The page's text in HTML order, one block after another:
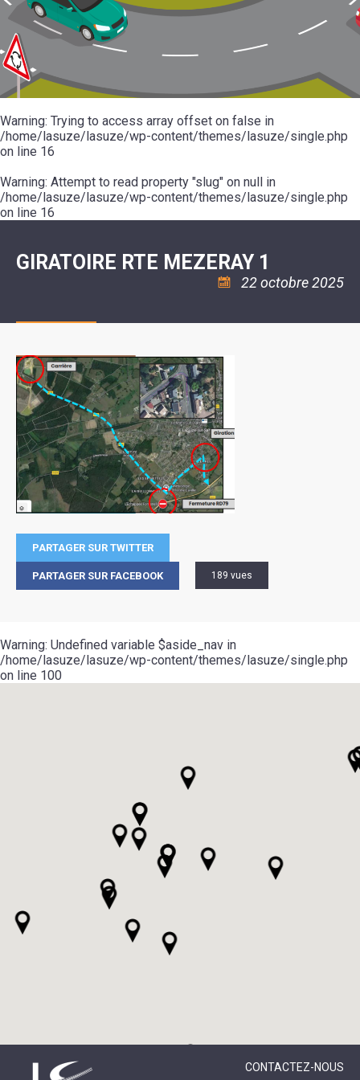
20ÈME
SIÈCLE
RÉUNIONS
CONSEIL
MUNICIPAL
ARRÊTÉS
ET
DÉCISIONS
DU
MAIRE
MOT
DE
LA
MINORITÉ
ÉCOLES
LE
COLLÈGE
ESPACE
JEUNES
11
18
:
ASSOCIATION
COULÉE
DOUCE
ENVIRONNEMENT
L'EAU
ET
L'ASSAINISSEMENT
LA
RÉSIDENCE
AUTONOMIE
LE
CCAS
LA
POLICE
SÉCURITÉ
/
RISQUES
MAJEURS
DE
MUSIQUE
L'ÉCOLE
COMMUNAUTAIRE
DE
DANSE
PISCINE
ASSOCIATIONS
VOIE
VERTE
VISITES
ET
DÉCOUVERTES
LES
RANDONNÉES
LE
POUR
CAMPING-
CARS
TENTES
CARAVANES
LA
HALTE
FLUVIALE
LA
SUZE
Warning: Trying to access array offset on false in
/home/lasuze/lasuze/wp-content/themes/lasuze/single.php
on line 16
Warning: Attempt to read property "slug" on null in
/home/lasuze/lasuze/wp-content/themes/lasuze/single.php
on line 16
GIRATOIRE RTE MEZERAY 1
22 octobre 2025
PARTAGER SUR TWITTER
PARTAGER SUR FACEBOOK 189 vues
Warning: Undefined variable $aside_nav in
/home/lasuze/lasuze/wp-content/themes/lasuze/single.php
on line 100
CONTACTEZ-NOUS